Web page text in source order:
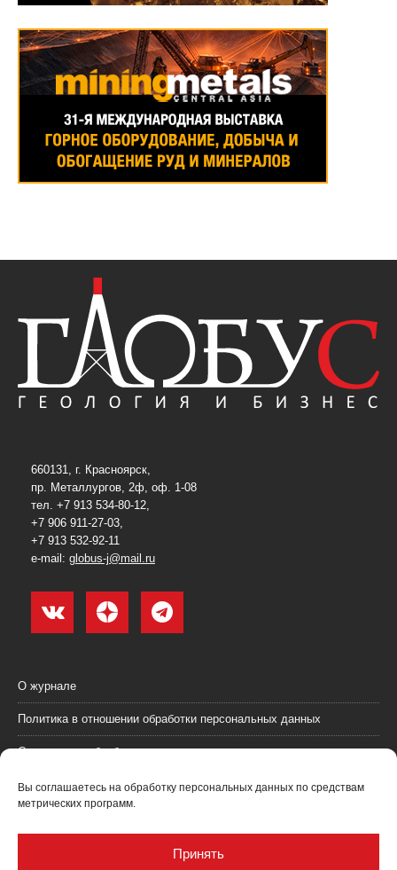
Вы соглашаетесь на обработку персональных данных по средствам
метрических программ.
Принять
660131, г. Красноярск,
пр. Металлургов, 2ф, оф. 1-08
тел. +7 913 534-80-12,
+7 906 911-27-03,
+7 913 532-92-11
e-mail: globus-j@mail.ru
О журнале
Политика в отношении обработки персональных данных
Согласие на обработку персональных данных
Пользовательское соглашение (оферта)